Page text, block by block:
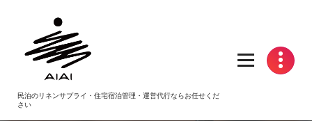
民泊のリネンサプライ・住宅宿泊管理・運営代行ならお任せくだ
さい